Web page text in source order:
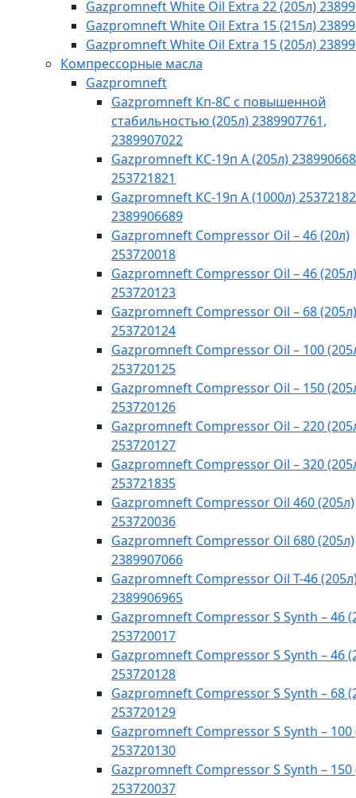
Gazpromneft White Oil Extra 22 (205л)
Gazpromneft White Oil Extra 15 (215л)
Gazpromneft White Oil Extra 15 (205л)
Компрессорные масла
Gazpromneft
Gazpromneft Кп-8С с повышенной
стабильностью (205л) 2389907761,
2389907022
Gazpromneft КС-19п А (205л)
253721821
Gazpromneft КС-19п А (1000л)
2389906689
Gazpromneft Compressor Oil – 46 (20л)
253720018
Gazpromneft Compressor Oil – 46 (205л)
253720123
Gazpromneft Compressor Oil – 68 (205л)
253720124
Gazpromneft Compressor Oil – 100
253720125
Gazpromneft Compressor Oil – 150
253720126
Gazpromneft Compressor Oil – 220
253720127
Gazpromneft Compressor Oil – 320
253721835
Gazpromneft Compressor Oil 460 (205л)
253720036
Gazpromneft Compressor Oil 680 (205л)
2389907066
Gazpromneft Compressor Oil T-46
2389906965
Gazpromneft Compressor S Synth – 46
253720017
Gazpromneft Compressor S Synth – 46
253720128
Gazpromneft Compressor S Synth – 68
253720129
Gazpromneft Compressor S Synth – 100
253720130
Gazpromneft Compressor S Synth – 150
253720037